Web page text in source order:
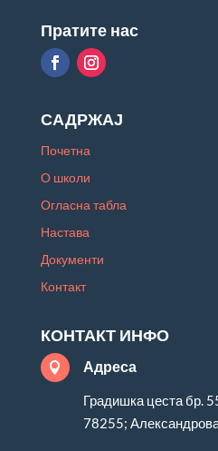
Пратите нас
САДРЖАЈ
Почетна
О школи
Огласна табла
Настава
Документи
Контакт
КОНТАКТ ИНФО
 Адреса
Градишка цеста бр.
78255;